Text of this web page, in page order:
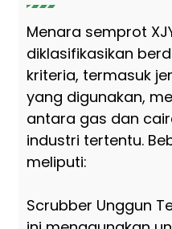
Menara semprot
diklasifikasikan
kriteria, termasuk
yang digunakan,
antara gas dan
industri tertentu.
meliputi:
Scrubber Unggun